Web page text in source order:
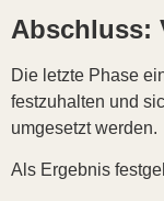
Abschluss:
Die letzte Phase
festzuhalten und
umgesetzt werden.
Als Ergebnis